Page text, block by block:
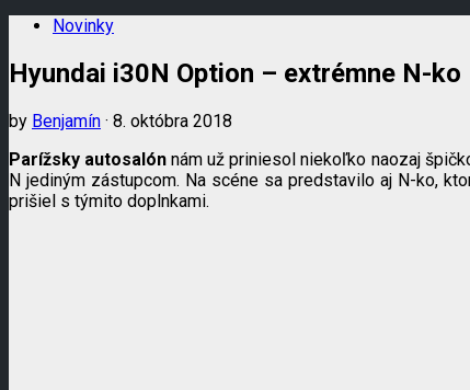
Novinky
Hyundai i30N Option – extrémne N-ko
by Benjamín · 8. októbra 2018
Parížsky autosalón nám už priniesol niekoľko naozaj
N jediným zástupcom. Na scéne sa predstavilo aj N-ko,
prišiel s týmito doplnkami.